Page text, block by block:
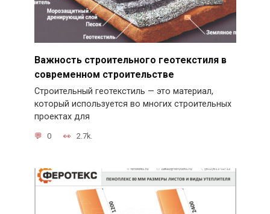
Важность строительного геотекстиля в
современном строительстве
Строительный геотекстиль — это материал,
который используется во многих строительных
проектах для
0 2.7k.